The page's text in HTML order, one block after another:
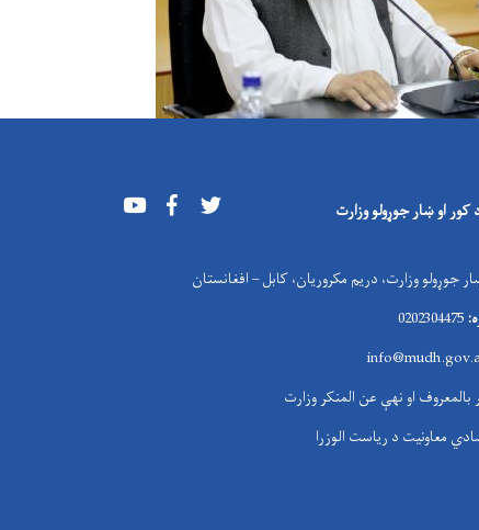
کور او ښار جوړولو وزارت Youtube Facebook
جوړولو وزارت، دریم مکروریان، کابل – افغانستان
i
بالمعروف او نهې عن المنکر وزارت
معاونیت د ریاست الوزرا